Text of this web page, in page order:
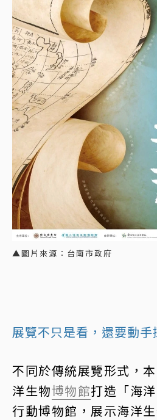
▲圖片來源：台南市政府
展覽不只是看，還要動手
不同於傳統展覽形式，
洋生物博物館打造「海
行動博物館，展示海洋